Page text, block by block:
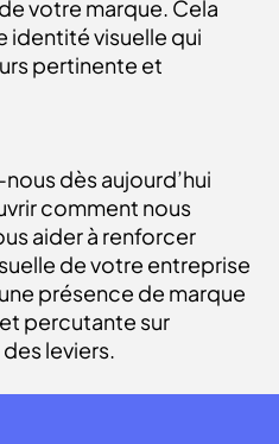
votre marque. Cela
identité visuelle qui
pertinente et
dès aujourd’hui
comment nous
aider à renforcer
de votre entreprise
présence de marque
percutante sur
leviers.